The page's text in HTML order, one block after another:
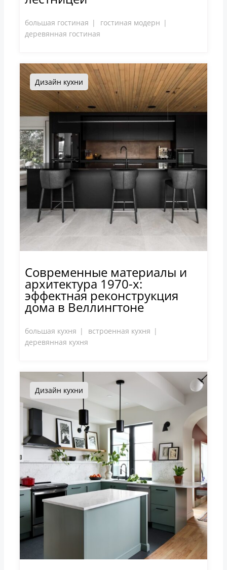
большая гостиная
гостиная модерн
деревянная гостиная
Дизайн кухни
Современные материалы и
архитектура 1970-х:
эффектная реконструкция
дома в Веллингтоне
большая кухня
встроенная кухня
деревянная кухня
Дизайн кухни